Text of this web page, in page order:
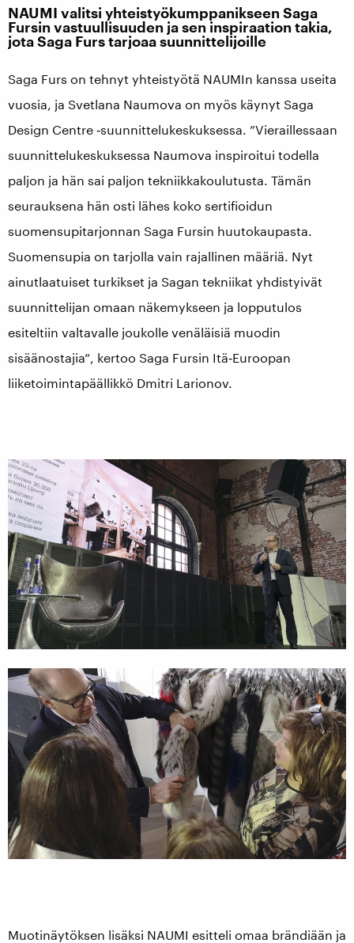
NAUMI valitsi yhteistyökumppanikseen Saga
Fursin vastuullisuuden ja sen inspiraation takia,
jota Saga Furs tarjoaa suunnittelijoille
Saga Furs on tehnyt yhteistyötä NAUMIn kanssa useita
vuosia, ja Svetlana Naumova on myös käynyt Saga
Design Centre ‑suunnittelukeskuksessa. ”Vieraillessaan
suunnittelukeskuksessa Naumova inspiroitui todella
paljon ja hän sai paljon tekniikkakoulutusta. Tämän
seurauksena hän osti lähes koko sertifioidun
suomensupitarjonnan Saga Fursin huutokaupasta.
Suomensupia on tarjolla vain rajallinen määriä. Nyt
ainutlaatuiset turkikset ja Sagan tekniikat yhdistyivät
suunnittelijan omaan näkemykseen ja lopputulos
esiteltiin valtavalle joukolle venäläisiä muodin
sisäänostajia”, kertoo Saga Fursin Itä‑Euroopan
liiketoimintapäällikkö Dmitri Larionov.
Muotinäytöksen lisäksi NAUMI esitteli omaa brändiään ja